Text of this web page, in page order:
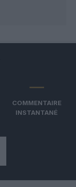
COMMENTAIRE
INSTANTANÉ